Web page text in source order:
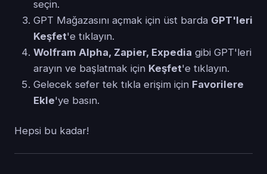
seçin.
GPT Mağazasını açmak için üst barda GPT'leri
Keşfet'e tıklayın.
Wolfram Alpha, Zapier, Expedia gibi GPT'leri
arayın ve başlatmak için Keşfet'e tıklayın.
Gelecek sefer tek tıkla erişim için Favorilere
Ekle'ye basın.
Hepsi bu kadar!